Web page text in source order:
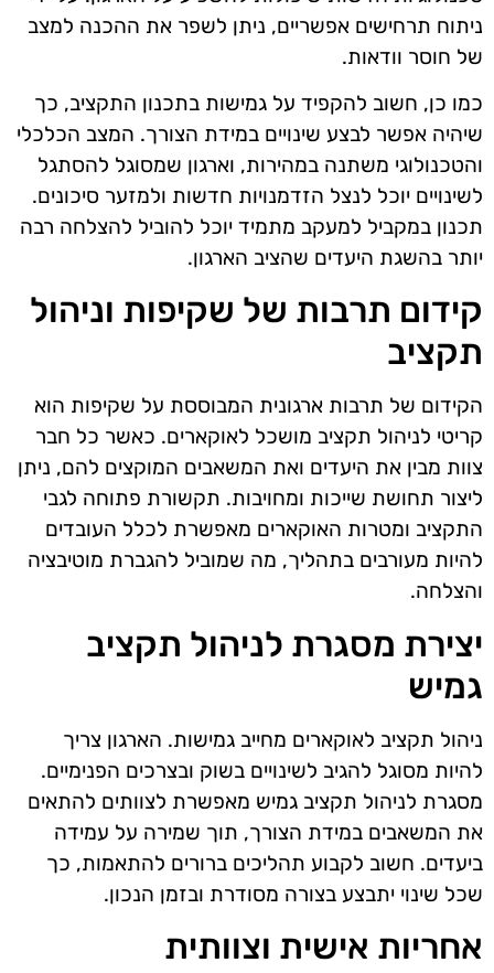
ניתוח תרחישים אפשריים, ניתן לשפר את ההכנה למצב
של חוסר וודאות.
כמו כן, חשוב להקפיד על גמישות בתכנון התקציב, כך
שיהיה אפשר לבצע שינויים במידת הצורך. המצב הכלכלי
והטכנולוגי משתנה במהירות, וארגון שמסוגל להסתגל
לשינויים יוכל לנצל הזדמנויות חדשות ולמזער סיכונים.
תכנון במקביל למעקב מתמיד יוכל להוביל להצלחה רבה
יותר בהשגת היעדים שהציב הארגון.
קידום תרבות של שקיפות וניהול
תקציב
הקידום של תרבות ארגונית המבוססת על שקיפות הוא
קריטי לניהול תקציב מושכל לאוקארים. כאשר כל חבר
צוות מבין את היעדים ואת המשאבים המוקצים להם, ניתן
ליצור תחושת שייכות ומחויבות. תקשורת פתוחה לגבי
התקציב ומטרות האוקארים מאפשרת לכלל העובדים
להיות מעורבים בתהליך, מה שמוביל להגברת מוטיבציה
והצלחה.
יצירת מסגרת לניהול תקציב
גמיש
ניהול תקציב לאוקארים מחייב גמישות. הארגון צריך
להיות מסוגל להגיב לשינויים בשוק ובצרכים הפנימיים.
מסגרת לניהול תקציב גמיש מאפשרת לצוותים להתאים
את המשאבים במידת הצורך, תוך שמירה על עמידה
ביעדים. חשוב לקבוע תהליכים ברורים להתאמות, כך
שכל שינוי יתבצע בצורה מסודרת ובזמן הנכון.
אחריות אישית וצוותית